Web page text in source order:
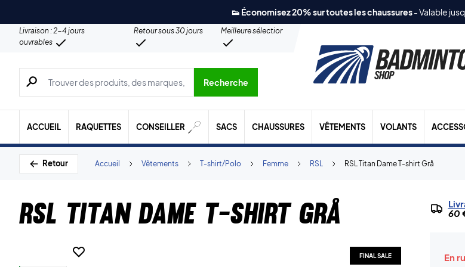
👟 Économisez 20% sur toutes les chaussures-Valable
Livraison : 2-4 jours
ouvrables
Retour sous 30 jours
Meilleure sélection
Recherche de produits, de marques, etc.
Recherche
ACCUEIL RAQUETTES CONSEILLER SACS CHAUSSURES VÊTEMENTS VOLANTS
Retour RSL Titan Dame T-shirt Grå
RSL
Femme
T-shirt/Polo
Vêtements
Accueil
RSL Titan Dame T-shirt Grå
FINAL SALE
60
En